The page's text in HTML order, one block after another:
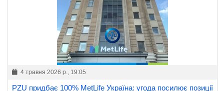
4 травня 2026 р., 19:05
PZU придбає 100% MetLife Україна: угода посилює позиції